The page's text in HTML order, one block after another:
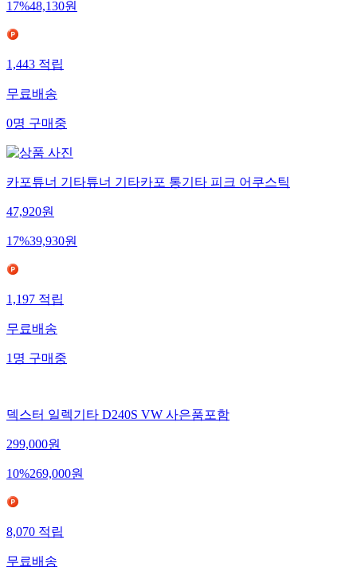
17%48,130원
1,443적립
무료배송
0명구매중
카포튜너 기타튜너 기타카포 통기타 피크 어쿠스틱
47,920원
17%39,930원
1,197적립
무료배송
1명구매중
덱스터 일렉기타 D240S VW 사은품포함
299,000원
10%269,000원
8,070적립